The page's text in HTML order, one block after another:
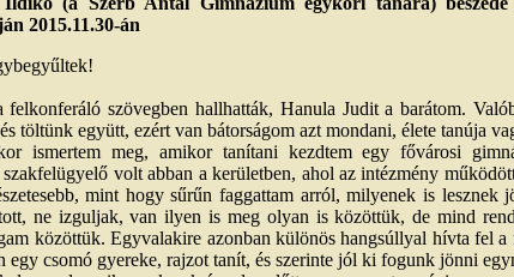
2015.11.30-án
felkonferáló szövegben hallhatták, Hanula Judit a barátom.
töltünk együtt, ezért van bátorságom azt mondani, élete tanúja
ismertem meg, amikor tanítani kezdtem egy fővárosi
volt abban a kerületben, ahol az intézmény
mint hogy sűrűn faggattam arról, milyenek is lesznek
ne izguljak, van ilyen is meg olyan is közöttük, de mind
közöttük. Egyvalakire azonban különös hangsúllyal hívta fel
egy csomó gyereke, rajzot tanít, és szerinte jól ki fogunk jönni